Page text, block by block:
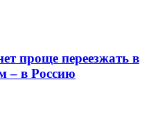
проще переезжать в
– в Россию